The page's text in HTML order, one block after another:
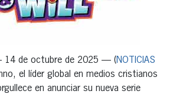
14 de octubre de 2025 — (NOTICIAS
el líder global en medios cristianos
en anunciar su nueva serie